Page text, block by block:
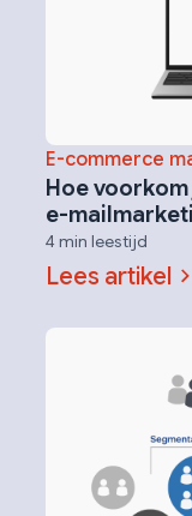
E-commerce
Hoe
e-
4 min leestijd
Lees artikel